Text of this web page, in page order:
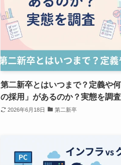
第二新卒とはいつまで？定義や
の採用」があるのか？実態を調査
2026年6月18日 第二新卒